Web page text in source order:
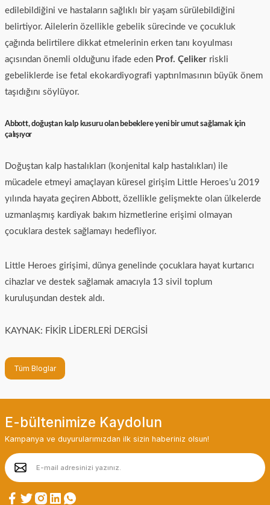
edilebildiğini ve hastaların sağlıklı bir yaşam sürülebildiğini
belirtiyor. Ailelerin özellikle gebelik sürecinde ve çocukluk
çağında belirtilere dikkat etmelerinin erken tanı koyulması
açısından önemli olduğunu ifade eden Prof. Çeliker riskli
gebeliklerde ise fetal ekokardiyografi yaptırılmasının büyük önem
taşıdığını söylüyor.
Abbott, doğuştan kalp kusuru olan bebeklere yeni bir umut sağlamak için
çalışıyor
Doğuştan kalp hastalıkları (konjenital kalp hastalıkları) ile
mücadele etmeyi amaçlayan küresel girişim Little Heroes’u 2019
yılında hayata geçiren Abbott, özellikle gelişmekte olan ülkelerde
uzmanlaşmış kardiyak bakım hizmetlerine erişimi olmayan
çocuklara destek sağlamayı hedefliyor.
Little Heroes girişimi, dünya genelinde çocuklara hayat kurtarıcı
cihazlar ve destek sağlamak amacıyla 13 sivil toplum
kuruluşundan destek aldı.
KAYNAK: FİKİR LİDERLERİ DERGİSİ
Tüm Bloglar
E-bültenimize Kaydolun
Kampanya ve duyurularımızdan ilk sizin haberiniz olsun!